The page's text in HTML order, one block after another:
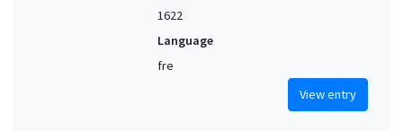
1622
Language
fre
View entry